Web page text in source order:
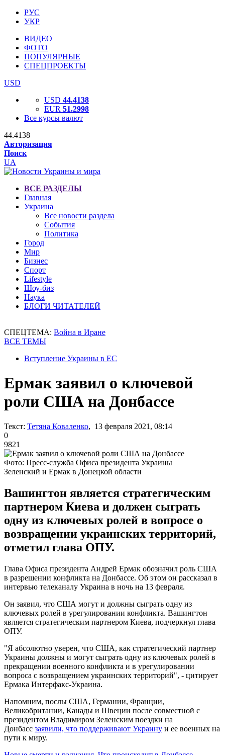
РУС
УКР
ВИДЕО
ФОТО
ПОПУЛЯРНЫЕ
СПЕЦПРОЕКТЫ
USD
USD 44.4138
EUR 51.2998
Все курсы валют
44.4138
Авторизация
Поиск
UA
ВСЕ РАЗДЕЛЫ
Главная
Украина
Все новости раздела
События
Политика
Город
Мир
Бизнес
Спорт
Lifestyle
Шоу-биз
Наука
БЛОГИ ЧИТАТЕЛЕЙ
СПЕЦТЕМА: Война в Иране
ВСЕ ТЕМЫ
Вступление Украины в ЕС
Ермак заявил о ключевой
роли США на Донбассе
Текст: Тетяна Коваленко, 13 февраля 2021, 08:14
0
9821
Фото: Пресс-служба Офиса президента Украины
Зеленский и Ермак в Донецкой области
Вашингтон является стратегическим
партнером Киева и должен сыграть
одну из ключевых ролей в вопросе о
возвращении украинских территорий,
отметил глава ОПУ.
Глава Офиса президента Андрей Ермак обозначил роль США
в разрешении конфликта на Донбассе. Об этом он рассказал в
интервью телеканалу Украина в ночь на 13 февраля.
Он заявил, что США могут и должны сыграть одну из
ключевых ролей в урегулировании конфликта. Вашингтон
является стратегическим партнером Киева, подчеркнул глава
ОПУ.
"Я абсолютно уверен, что США, как стратегический партнер
Украины должны и могут сыграть одну из ключевых ролей в
прекращении военного конфликта и в урегулировании
вопроса с возвращением украинских территорий", - цитирует
Ермака Интерфакс-Украина.
Напомним, послы США, Германии, Франции,
Великобритании, Канады и Швеции после совместной с
президентом Владимиром Зеленским поездки на
Донбасс заявили, что поддерживают Украину и ее военных на
пути к миру.